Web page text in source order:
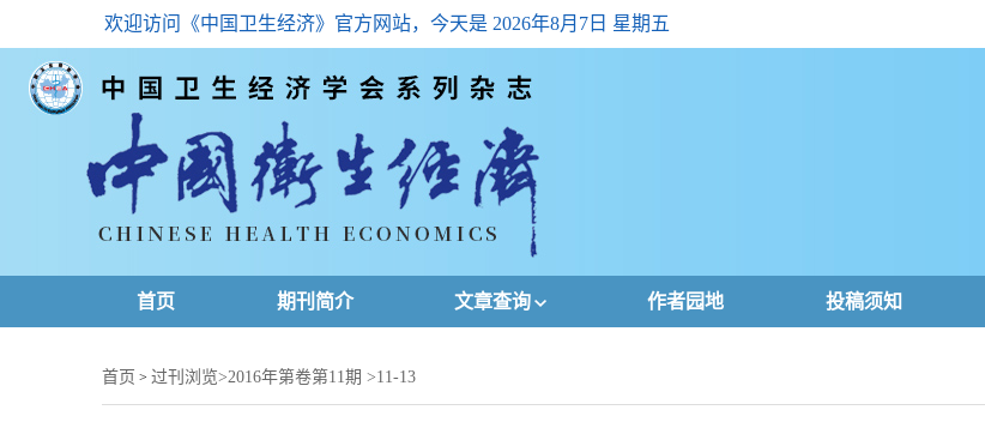
欢迎访问《中国卫生经济》官方网站，今天是 2026年8月7日 星期五
首页 期刊简介 文章查询
高级查询
作者园地 投稿须知
首页 > 过刊浏览>2016年第卷第11期 >11-13